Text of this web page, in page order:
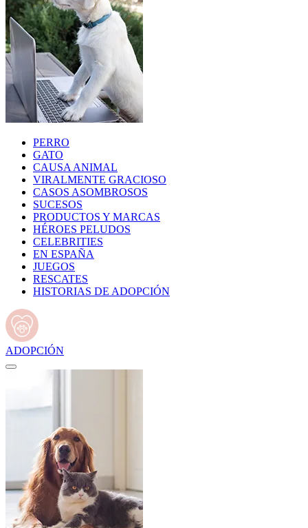
PERRO
GATO
CAUSA ANIMAL
VIRALMENTE GRACIOSO
CASOS ASOMBROSOS
SUCESOS
PRODUCTOS Y MARCAS
HÉROES PELUDOS
CELEBRITIES
EN ESPAÑA
JUEGOS
RESCATES
HISTORIAS DE ADOPCIÓN
ADOPCIÓN